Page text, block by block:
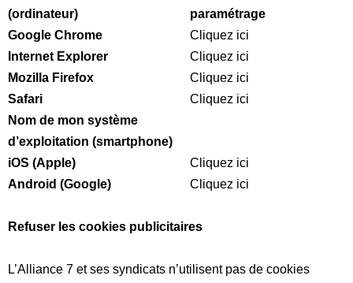
(ordinateur)
paramétrage
Google Chrome
Cliquez ici
Internet Explorer
Cliquez ici
Mozilla Firefox
Cliquez ici
Safari
Cliquez ici
Nom de mon système
d’exploitation (smartphone)
iOS (Apple)
Cliquez ici
Android (Google)
Cliquez ici
Refuser les cookies publicitaires
L’Alliance 7 et ses syndicats n’utilisent pas de cookies